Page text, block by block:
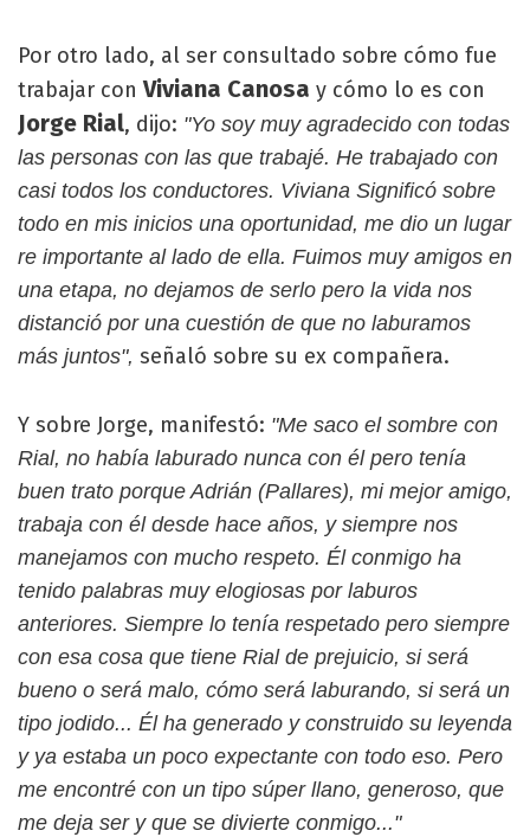
Por otro lado, al ser consultado sobre cómo fue
trabajar conViviana Canosa y cómo lo es con
Jorge Rial, dijo: "Yo soy muy agradecido con todas
las personas con las que trabajé. He trabajado con
casi todos los conductores. Viviana Significó sobre
todo en mis inicios una oportunidad, me dio un lugar
re importante al lado de ella. Fuimos muy amigos en
una etapa, no dejamos de serlo pero la vida nos
distanció por una cuestión de que no laburamos
más juntos", señaló sobre su ex compañera.
Y sobre Jorge, manifestó: "Me saco el sombre con
Rial, no había laburado nunca con él pero tenía
buen trato porque Adrián (Pallares), mi mejor amigo,
trabaja con él desde hace años, y siempre nos
manejamos con mucho respeto. Él conmigo ha
tenido palabras muy elogiosas por laburos
anteriores. Siempre lo tenía respetado pero siempre
con esa cosa que tiene Rial de prejuicio, si será
bueno o será malo, cómo será laburando, si será un
tipo jodido... Él ha generado y construido su leyenda
y ya estaba un poco expectante con todo eso. Pero
me encontré con un tipo súper llano, generoso, que
me deja ser y que se divierte conmigo..."